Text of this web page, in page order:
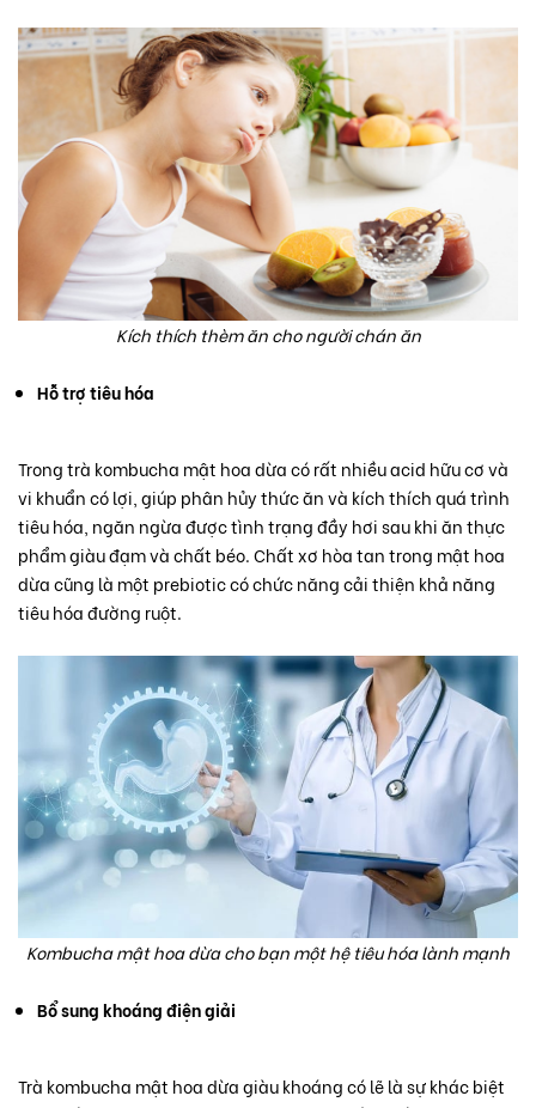
Kích thích thèm ăn cho người chán ăn
Hỗ trợ tiêu hóa
Trong trà kombucha mật hoa dừa có rất nhiều acid hữu cơ và
vi khuẩn có lợi, giúp phân hủy thức ăn và kích thích quá trình
tiêu hóa, ngăn ngừa được tình trạng đầy hơi sau khi ăn thực
phẩm giàu đạm và chất béo. Chất xơ hòa tan trong mật hoa
dừa cũng là một prebiotic có chức năng cải thiện khả năng
tiêu hóa đường ruột.
Kombucha mật hoa dừa cho bạn một hệ tiêu hóa lành mạnh
Bổ sung khoáng điện giải
Trà kombucha mật hoa dừa giàu khoáng có lẽ là sự khác biệt